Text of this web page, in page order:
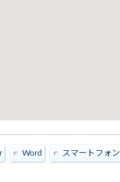
Word スマートフォン